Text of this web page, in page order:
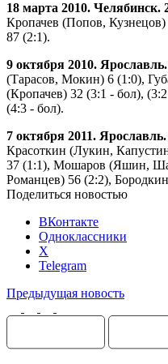
18 марта 2010. Челябинск.
Кропачев (Попов,
87 (2:1).
9 октября 2010.
(Тарасов, Мокин) 6 (1:0),
(Кропачев) 32 (3:1 - бол),
(4:3 - бол).
7 октября 2011.
Красоткин (Лукин,
37 (1:1), Мошаров (Яшин,
Романцев) 56 (2:2),
Поделиться новостью
ВКонтакте
Одноклассники
X
Telegram
Предыдущая новость